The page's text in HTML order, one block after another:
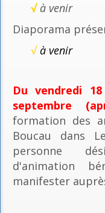
√ à venir
Diaporama
√à venir
Du vendredi
septembre
formation des
Boucau dans
personne
d'animation
manifester